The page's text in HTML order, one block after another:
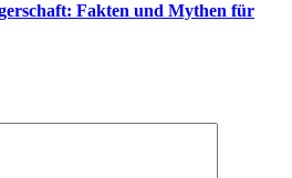
Fakten und Mythen für